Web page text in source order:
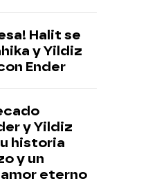
Halit se
y Yildiz
Ender
y Yildiz
historia
y un
eterno